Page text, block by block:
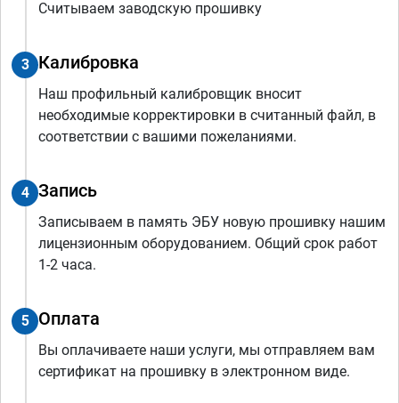
Считываем заводскую прошивку
3 Калибровка
Наш профильный калибровщик вносит
необходимые корректировки в считанный файл, в
соответствии с вашими пожеланиями.
4 Запись
Записываем в память ЭБУ новую прошивку нашим
лицензионным оборудованием. Общий срок работ
1-2 часа.
5 Оплата
Вы оплачиваете наши услуги, мы отправляем вам
сертификат на прошивку в электронном виде.